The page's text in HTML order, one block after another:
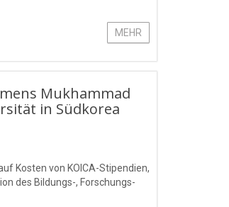
MEHR
Mukhammad
in Südkorea
Kosten von KOICA-Stipendien,
des Bildungs-, Forschungs-